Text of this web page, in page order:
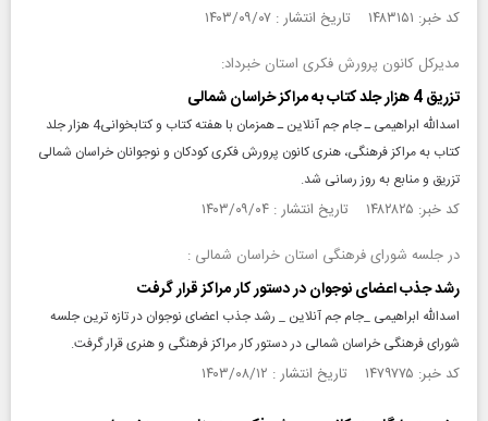
کد خبر: ۱۴۸۳۱۵۱ تاریخ انتشار : ۱۴۰۳/۰۹/۰۷
مدیرکل کانون پرورش فکری استان خبرداد:
تزریق 4 هزار جلد کتاب به مراکز خراسان شمالی
اسدالله ابراهیمی ـ جام جم آنلاین ـ همزمان با هفته کتاب و کتابخوانی4 هزار جلد
کتاب به مراکز فرهنگی، هنری کانون پرورش فکری کودکان و نوجوانان خراسان شمالی
تزریق و منابع به روز رسانی شد.
کد خبر: ۱۴۸۲۸۲۵ تاریخ انتشار : ۱۴۰۳/۰۹/۰۴
در جلسه شورای فرهنگی استان خراسان شمالی :
رشد جذب اعضای نوجوان در دستور کار مراکز قرار گرفت
اسدالله ابراهیمی _جام جم آنلاین _ رشد جذب اعضای نوجوان در تازه ترین جلسه
شورای فرهنگی خراسان شمالی در دستور کار مراکز فرهنگی و هنری قرار گرفت.
کد خبر: ۱۴۷۹۷۷۵ تاریخ انتشار : ۱۴۰۳/۰۸/۱۲